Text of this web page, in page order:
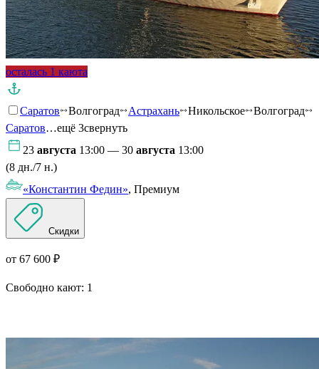
осталась 1 каюта
Саратов Волгоград Астрахань Никольское
Волгоград
Саратов…ещё 3свернуть
23 августа 13:00 — 30 августа 13:00
(8 дн./7 н.)
«Константин Федин», Премиум
Скидки
от 67 600 ₽
Свободно кают: 1